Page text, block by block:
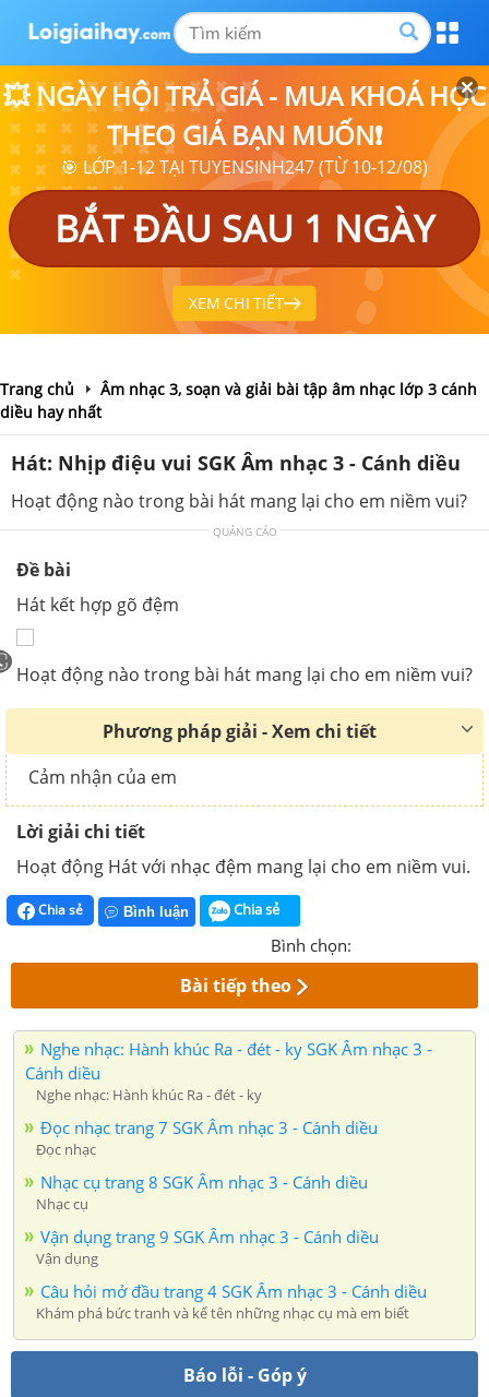
💥 NGÀY HỘI TRẢ GIÁ - MUA KHOÁ HỌC
THEO GIÁ BẠN MUỐN❗
🎯 LỚP 1-12 TẠI TUYENSINH247 (TỪ 10-12/08)
BẮT ĐẦU SAU 1 NGÀY
XEM CHI TIẾT
Trang chủ
Âm nhạc 3, soạn và giải bài tập âm nhạc lớp 3 cánh
diều hay nhất
Hát: Nhịp điệu vui SGK Âm nhạc 3 - Cánh diều
Hoạt động nào trong bài hát mang lại cho em niềm vui?
QUẢNG CÁO
Đề bài
Hát kết hợp gõ đệm
Hoạt động nào trong bài hát mang lại cho em niềm vui?
Phương pháp giải - Xem chi tiết
Cảm nhận của em
Lời giải chi tiết
Hoạt động Hát với nhạc đệm mang lại cho em niềm vui.
Chia sẻ Bình luận Chia sẻ
Bình chọn:
Bài tiếp theo
Nghe nhạc: Hành khúc Ra - đét - ky SGK Âm nhạc 3 -
Cánh diều
Nghe nhạc: Hành khúc Ra - đét - ky
Đọc nhạc trang 7 SGK Âm nhạc 3 - Cánh diều
Đọc nhạc
Nhạc cụ trang 8 SGK Âm nhạc 3 - Cánh diều
Nhạc cụ
Vận dụng trang 9 SGK Âm nhạc 3 - Cánh diều
Vận dụng
Câu hỏi mở đầu trang 4 SGK Âm nhạc 3 - Cánh diều
Khám phá bức tranh và kể tên những nhạc cụ mà em biết
Báo lỗi - Góp ý